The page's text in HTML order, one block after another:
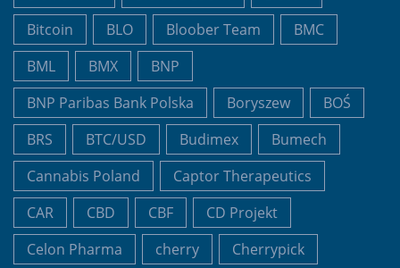
Bitcoin
BLO Bloober Team
BMC
BML
BMX
BNP
BNP Paribas Bank Polska
Boryszew
BOŚ
BRS
BTC/USD Budimex
Bumech
Cannabis Poland
Captor Therapeutics
CAR
CBD CBF
CD Projekt
Celon Pharma
cherry
Cherrypick